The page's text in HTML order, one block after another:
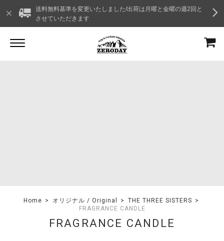
送料無料基準を変更いたしました/出荷は月曜と金曜の週2回と
させていただきます
Home オリジナル / Original
THE THREE SISTERS
FRAGRANCE CANDLE
FRAGRANCE CANDLE